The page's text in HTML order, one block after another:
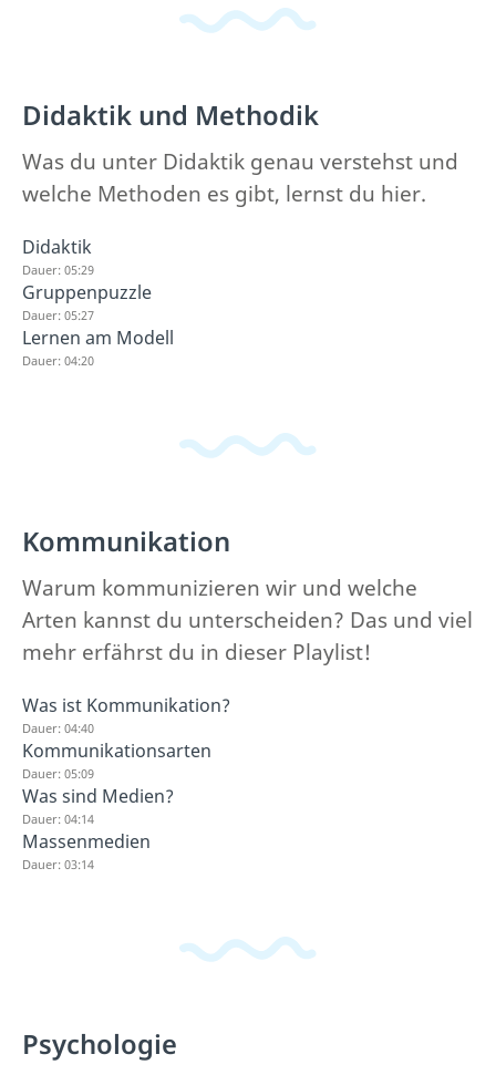
Didaktik und Methodik
Was du unter Didaktik genau verstehst und
welche Methoden es gibt, lernst du hier.
Didaktik
Dauer: 05:29
Gruppenpuzzle
Dauer: 05:27
Lernen am Modell
Dauer: 04:20
Kommunikation
Warum kommunizieren wir und welche
Arten kannst du unterscheiden? Das und viel
mehr erfährst du in dieser Playlist!
Was ist Kommunikation?
Dauer: 04:40
Kommunikationsarten
Dauer: 05:09
Was sind Medien?
Dauer: 04:14
Massenmedien
Dauer: 03:14
Psychologie